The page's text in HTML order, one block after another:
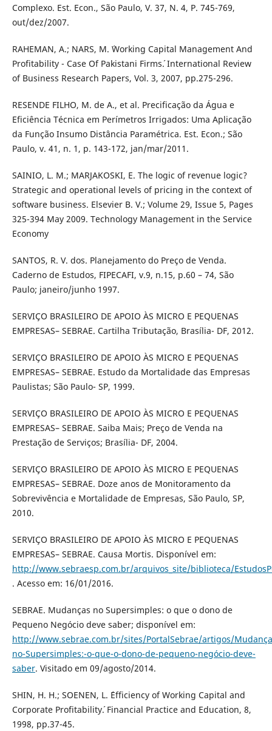
Complexo. Est. Econ., São Paulo, V. 37, N. 4, P. 745-769,
out/dez/2007.
RAHEMAN, A.; NARS, M. ´Working Capital Management And
Profitability - Case Of Pakistani Firms´. International Review
of Business Research Papers, Vol. 3, 2007, pp.275-296.
RESENDE FILHO, M. de A., et al. Precificação da Água e
Eficiência Técnica em Perímetros Irrigados: Uma Aplicação
da Função Insumo Distância Paramétrica. Est. Econ.; São
Paulo, v. 41, n. 1, p. 143-172, jan/mar/2011.
SAINIO, L. M.; MARJAKOSKI, E. The logic of revenue logic?
Strategic and operational levels of pricing in the context of
software business. Elsevier B. V.; Volume 29, Issue 5, Pages
325-394 May 2009. Technology Management in the Service
Economy
SANTOS, R. V. dos. Planejamento do Preço de Venda.
Caderno de Estudos, FIPECAFI, v.9, n.15, p.60 – 74, São
Paulo; janeiro/junho 1997.
SERVIÇO BRASILEIRO DE APOIO ÀS MICRO E PEQUENAS
EMPRESAS– SEBRAE. Cartilha Tributação, Brasília- DF, 2012.
SERVIÇO BRASILEIRO DE APOIO ÀS MICRO E PEQUENAS
EMPRESAS– SEBRAE. Estudo da Mortalidade das Empresas
Paulistas; São Paulo- SP, 1999.
SERVIÇO BRASILEIRO DE APOIO ÀS MICRO E PEQUENAS
EMPRESAS– SEBRAE. Saiba Mais; Preço de Venda na
Prestação de Serviços; Brasília- DF, 2004.
SERVIÇO BRASILEIRO DE APOIO ÀS MICRO E PEQUENAS
EMPRESAS– SEBRAE. Doze anos de Monitoramento da
Sobrevivência e Mortalidade de Empresas, São Paulo, SP,
2010.
SERVIÇO BRASILEIRO DE APOIO ÀS MICRO E PEQUENAS
EMPRESAS– SEBRAE. Causa Mortis. Disponível em:
http://www.sebraesp.com.br/arquivos_site/biblioteca/
. Acesso em: 16/01/2016.
SEBRAE. Mudanças no Supersimples: o que o dono de
Pequeno Negócio deve saber; disponível em:
http://www.sebrae.com.br/sites/PortalSebrae/artigos/
no-Supersimples:-o-que-o-dono-de-pequeno-negócio-deve-
saber. Visitado em 09/agosto/2014.
SHIN, H. H.; SOENEN, L. ´Efficiency of Working Capital and
Corporate Profitability´. Financial Practice and Education, 8,
1998, pp.37-45.